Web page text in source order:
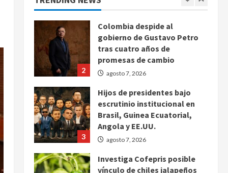
1
2
Colombia despide al
gobierno de Gustavo Petro
tras cuatro años de
promesas de cambio
agosto 7, 2026
3
Hijos de presidentes bajo
escrutinio institucional en
Brasil, Guinea Ecuatorial,
Angola y EE.UU.
agosto 7, 2026
Investiga Cofepris posible
vínculo de chiles jalapeños